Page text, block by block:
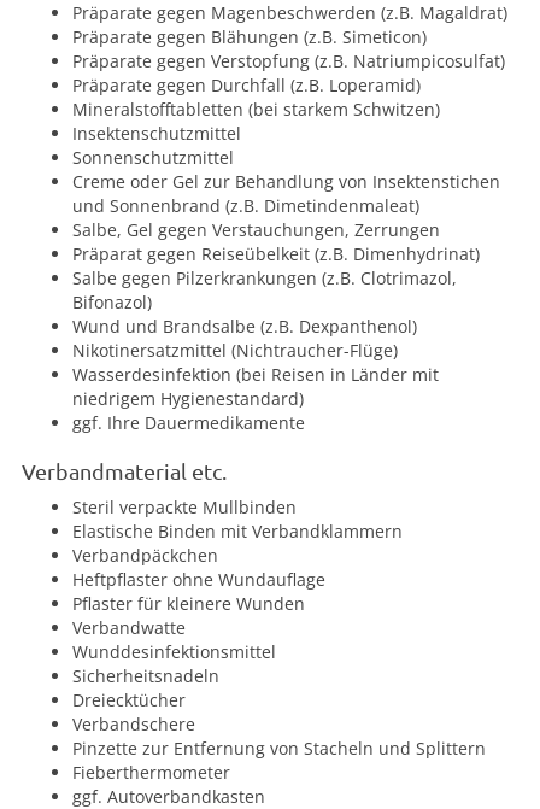
Präparate gegen Magenbeschwerden (z.B. Magaldrat)
Präparate gegen Blähungen (z.B. Simeticon)
Präparate gegen Verstopfung (z.B. Natriumpicosulfat)
Präparate gegen Durchfall (z.B. Loperamid)
Mineralstofftabletten (bei starkem Schwitzen)
Insektenschutzmittel
Sonnenschutzmittel
Creme oder Gel zur Behandlung von Insektenstichen
und Sonnenbrand (z.B. Dimetindenmaleat)
Salbe, Gel gegen Verstauchungen, Zerrungen
Präparat gegen Reiseübelkeit (z.B. Dimenhydrinat)
Salbe gegen Pilzerkrankungen (z.B. Clotrimazol,
Bifonazol)
Wund und Brandsalbe (z.B. Dexpanthenol)
Nikotinersatzmittel (Nichtraucher-Flüge)
Wasserdesinfektion (bei Reisen in Länder mit
niedrigem Hygienestandard)
ggf. Ihre Dauermedikamente
Verbandmaterial etc.
Steril verpackte Mullbinden
Elastische Binden mit Verbandklammern
Verbandpäckchen
Heftpflaster ohne Wundauflage
Pflaster für kleinere Wunden
Verbandwatte
Wunddesinfektionsmittel
Sicherheitsnadeln
Dreiecktücher
Verbandschere
Pinzette zur Entfernung von Stacheln und Splittern
Fieberthermometer
ggf. Autoverbandkasten